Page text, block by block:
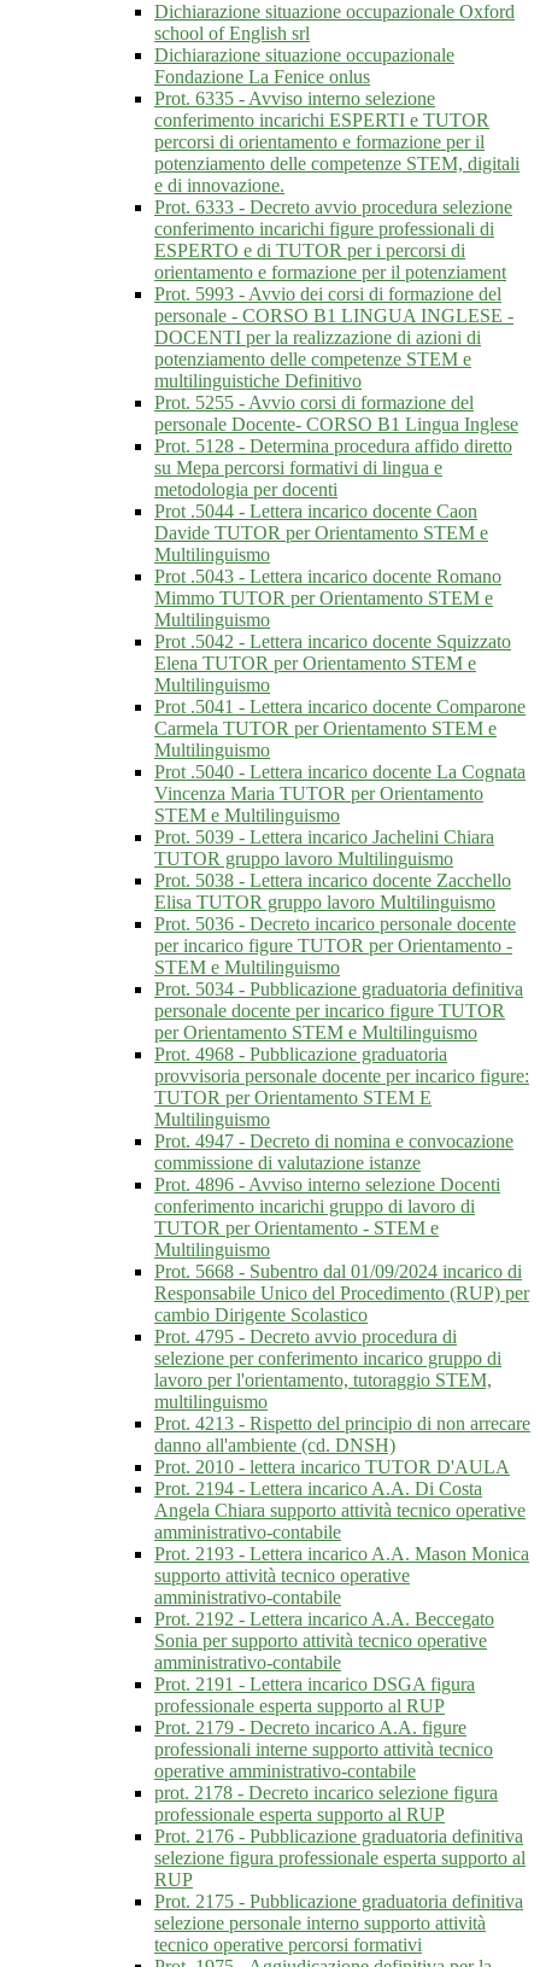
Dichiarazione situazione occupazionale Oxford
school of English srl
Dichiarazione situazione occupazionale
Fondazione La Fenice onlus
Prot. 6335 - Avviso interno selezione
conferimento incarichi ESPERTI e TUTOR
percorsi di orientamento e formazione per il
potenziamento delle competenze STEM, digitali
e di innovazione.
Prot. 6333 - Decreto avvio procedura selezione
conferimento incarichi figure professionali di
ESPERTO e di TUTOR per i percorsi di
orientamento e formazione per il potenziament
Prot. 5993 - Avvio dei corsi di formazione del
personale - CORSO B1 LINGUA INGLESE -
DOCENTI per la realizzazione di azioni di
potenziamento delle competenze STEM e
multilinguistiche Definitivo
Prot. 5255 - Avvio corsi di formazione del
personale Docente- CORSO B1 Lingua Inglese
Prot. 5128 - Determina procedura affido diretto
su Mepa percorsi formativi di lingua e
metodologia per docenti
Prot .5044 - Lettera incarico docente Caon
Davide TUTOR per Orientamento STEM e
Multilinguismo
Prot .5043 - Lettera incarico docente Romano
Mimmo TUTOR per Orientamento STEM e
Multilinguismo
Prot .5042 - Lettera incarico docente Squizzato
Elena TUTOR per Orientamento STEM e
Multilinguismo
Prot .5041 - Lettera incarico docente Comparone
Carmela TUTOR per Orientamento STEM e
Multilinguismo
Prot .5040 - Lettera incarico docente La Cognata
Vincenza Maria TUTOR per Orientamento
STEM e Multilinguismo
Prot. 5039 - Lettera incarico Jachelini Chiara
TUTOR gruppo lavoro Multilinguismo
Prot. 5038 - Lettera incarico docente Zacchello
Elisa TUTOR gruppo lavoro Multilinguismo
Prot. 5036 - Decreto incarico personale docente
per incarico figure TUTOR per Orientamento -
STEM e Multilinguismo
Prot. 5034 - Pubblicazione graduatoria definitiva
personale docente per incarico figure TUTOR
per Orientamento STEM e Multilinguismo
Prot. 4968 - Pubblicazione graduatoria
provvisoria personale docente per incarico figure:
TUTOR per Orientamento STEM E
Multilinguismo
Prot. 4947 - Decreto di nomina e convocazione
commissione di valutazione istanze
Prot. 4896 - Avviso interno selezione Docenti
conferimento incarichi gruppo di lavoro di
TUTOR per Orientamento - STEM e
Multilinguismo
Prot. 5668 - Subentro dal 01/09/2024 incarico di
Responsabile Unico del Procedimento (RUP) per
cambio Dirigente Scolastico
Prot. 4795 - Decreto avvio procedura di
selezione per conferimento incarico gruppo di
lavoro per l'orientamento, tutoraggio STEM,
multilinguismo
Prot. 4213 - Rispetto del principio di non arrecare
danno all'ambiente (cd. DNSH)
Prot. 2010 - lettera incarico TUTOR D'AULA
Prot. 2194 - Lettera incarico A.A. Di Costa
Angela Chiara supporto attività tecnico operative
amministrativo-contabile
Prot. 2193 - Lettera incarico A.A. Mason Monica
supporto attività tecnico operative
amministrativo-contabile
Prot. 2192 - Lettera incarico A.A. Beccegato
Sonia per supporto attività tecnico operative
amministrativo-contabile
Prot. 2191 - Lettera incarico DSGA figura
professionale esperta supporto al RUP
Prot. 2179 - Decreto incarico A.A. figure
professionali interne supporto attività tecnico
operative amministrativo-contabile
prot. 2178 - Decreto incarico selezione figura
professionale esperta supporto al RUP
Prot. 2176 - Pubblicazione graduatoria definitiva
selezione figura professionale esperta supporto al
RUP
Prot. 2175 - Pubblicazione graduatoria definitiva
selezione personale interno supporto attività
tecnico operative percorsi formativi